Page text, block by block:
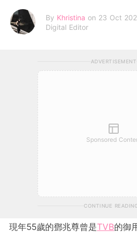
By Khristina on 23 Oct
Digital Editor
ADVERTISEMENT
Sponsored
CONTINUE
現年55歲的鄧兆尊曾是TVB的御